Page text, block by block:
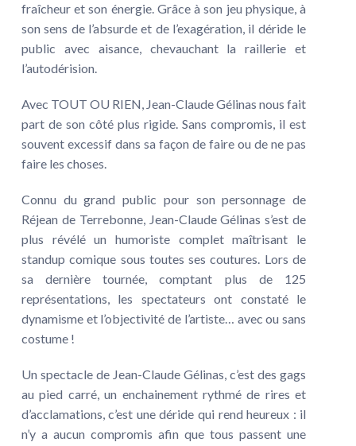
fraîcheur et son énergie. Grâce à son jeu physique, à
son sens de l’absurde et de l’exagération, il déride le
public avec aisance, chevauchant la raillerie et
l’autodérision.
Avec TOUT OU RIEN, Jean-Claude Gélinas nous fait
part de son côté plus rigide. Sans compromis, il est
souvent excessif dans sa façon de faire ou de ne pas
faire les choses.
Connu du grand public pour son personnage de
Réjean de Terrebonne, Jean-Claude Gélinas s’est de
plus révélé un humoriste complet maîtrisant le
standup comique sous toutes ses coutures. Lors de
sa dernière tournée, comptant plus de 125
représentations, les spectateurs ont constaté le
dynamisme et l’objectivité de l’artiste… avec ou sans
costume !
Un spectacle de Jean-Claude Gélinas, c’est des gags
au pied carré, un enchainement rythmé de rires et
d’acclamations, c’est une déride qui rend heureux : il
n’y a aucun compromis afin que tous passent une